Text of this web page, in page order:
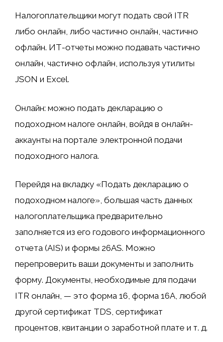
Налогоплательщики могут подать свой ITR
либо онлайн, либо частично онлайн, частично
офлайн. ИТ-отчеты можно подавать частично
онлайн, частично офлайн, используя утилиты
JSON и Excel.
Онлайн: можно подать декларацию о
подоходном налоге онлайн, войдя в онлайн-
аккаунты на портале электронной подачи
подоходного налога.
Перейдя на вкладку «Подать декларацию о
подоходном налоге», большая часть данных
налогоплательщика предварительно
заполняется из его годового информационного
отчета (AIS) и формы 26AS. Можно
перепроверить ваши документы и заполнить
форму. Документы, необходимые для подачи
ITR онлайн, — это форма 16, форма 16A, любой
другой сертификат TDS, сертификат
процентов, квитанции о заработной плате и т. д.